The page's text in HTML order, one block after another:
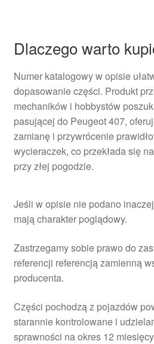
Dlaczego warto
Numer katalogowy w opisie
dopasowanie części. Produkt
mechaników i hobbystów
pasującej do Peugeot 407,
zamianę i przywrócenie
wycieraczek, co przekłada się
przy złej pogodzie.
Jeśli w opisie nie podano
mają charakter poglądowy.
Zastrzegamy sobie prawo do
referencji referencją zamienną
producenta.
Części pochodzą z pojazdów
starannie kontrolowane i
sprawności na okres 12